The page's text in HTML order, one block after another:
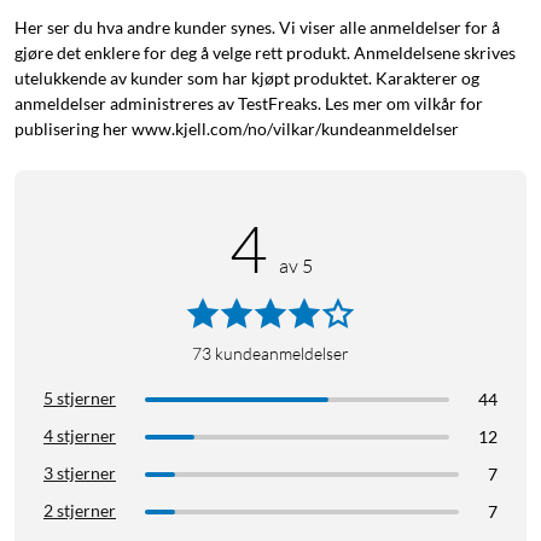
Her ser du hva andre kunder synes. Vi viser alle anmeldelser for å
gjøre det enklere for deg å velge rett produkt. Anmeldelsene skrives
utelukkende av kunder som har kjøpt produktet. Karakterer og
anmeldelser administreres av TestFreaks. Les mer om vilkår for
publisering her www.kjell.com/no/vilkar/kundeanmeldelser
4 av 5
73 kundeanmeldelser
5 stjerner
44
4 stjerner
12
3 stjerner
7
2 stjerner
7